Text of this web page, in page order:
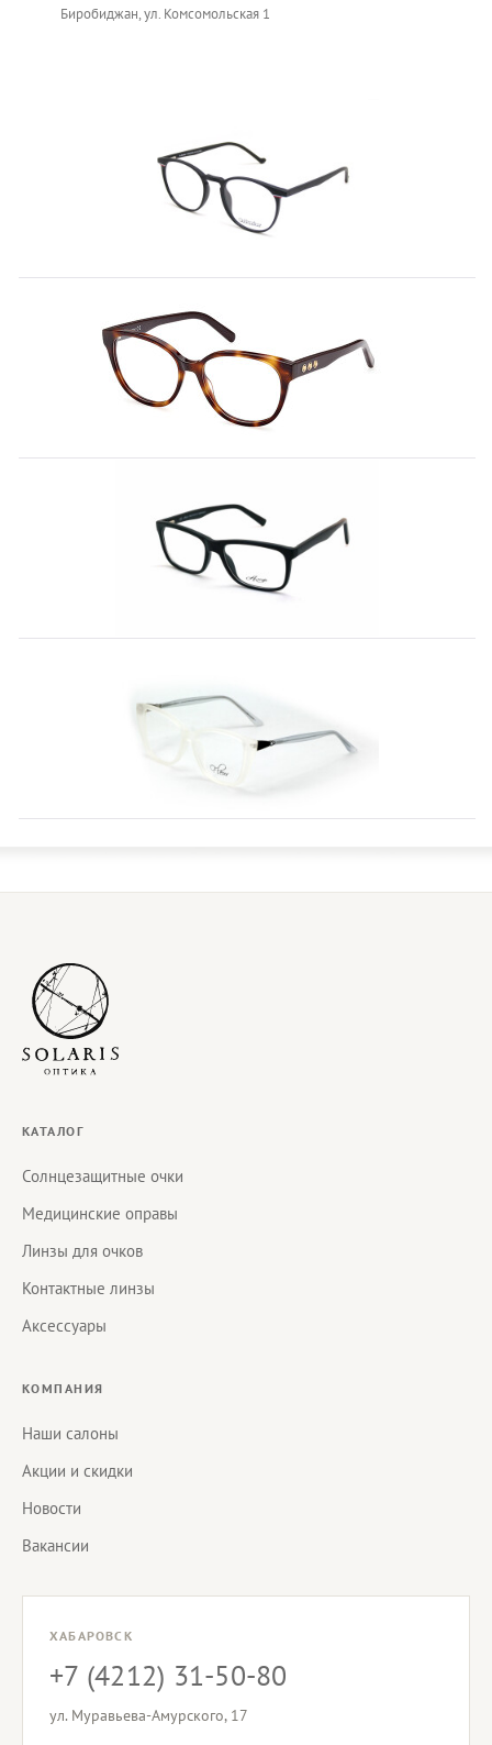
Биробиджан, ул. Комсомольская 1
КАТАЛОГ
Солнцезащитные очки
Медицинские оправы
Линзы для очков
Контактные линзы
Аксессуары
КОМПАНИЯ
Наши салоны
Акции и скидки
Новости
Вакансии
ХАБАРОВСК
+7 (4212) 31-50-80
ул. Муравьева-Амурского, 17